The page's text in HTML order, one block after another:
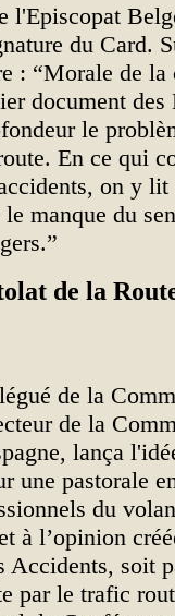
l'Episcopat
du Card.
: “Morale de
document des
le
En ce qui
on y
manque du
de la
de la
de la
lança
une pastorale
du
à l’opinion
Accidents, soit
par le trafic